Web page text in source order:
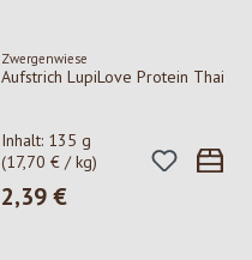
Zwergenwiese
Aufstrich LupiLove Protein Thai
Inhalt: 135 g
(17,70 € / kg)
Regulärer Preis:
2,39 €